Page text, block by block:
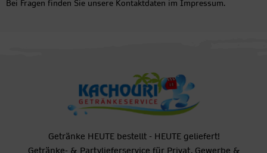
Bei Fragen finden Sie unsere Kontaktdaten im Impressum.
Getränke HEUTE bestellt - HEUTE geliefert!